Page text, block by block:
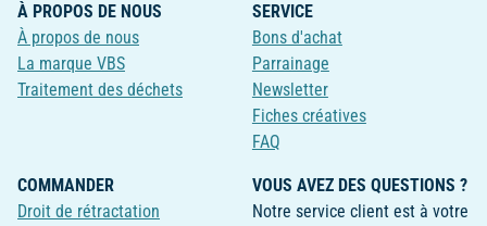
À PROPOS DE NOUS
À propos de nous
La marque VBS
Traitement des déchets
SERVICE
Bons d'achat
Parrainage
Newsletter
Fiches créatives
FAQ
COMMANDER
Droit de rétractation
VOUS AVEZ DES QUESTIONS ?
Notre service client est à votre